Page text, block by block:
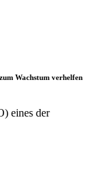
Wachstum verhelfen
eines der